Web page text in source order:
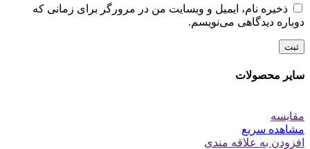
ذخیره نام، ایمیل و وبسایت من در مرورگر برای زمانی که
دوباره دیدگاهی می‌نویسم.
سایر محصولات
مقایسه
مشاهده سریع
افزودن به علاقه مندی